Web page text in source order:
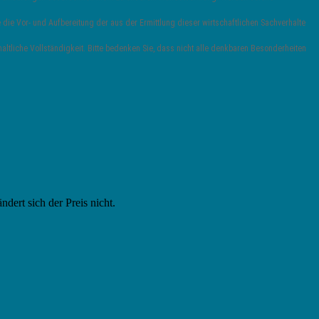
Vor- und Aufbereitung der aus der Ermittlung dieser wirtschaftlichen Sachverhalte
Vollständigkeit. Bitte bedenken Sie, dass nicht alle denkbaren Besonderheiten
sich der Preis nicht.